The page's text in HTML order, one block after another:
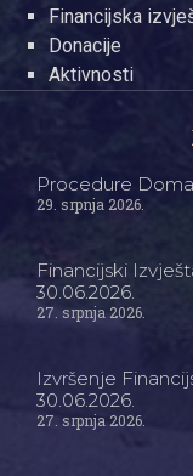
Financijska
Donacije
Aktivnosti
Procedure
29. srpnja 2026.
Financijski
30.06.2026.
27. srpnja 2026.
Izvršenje
30.06.2026.
27. srpnja 2026.